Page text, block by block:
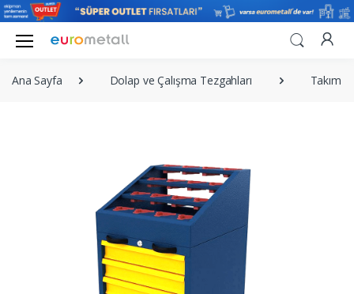
Ana Sayfa Dolap ve Çalışma Tezgahları Takım